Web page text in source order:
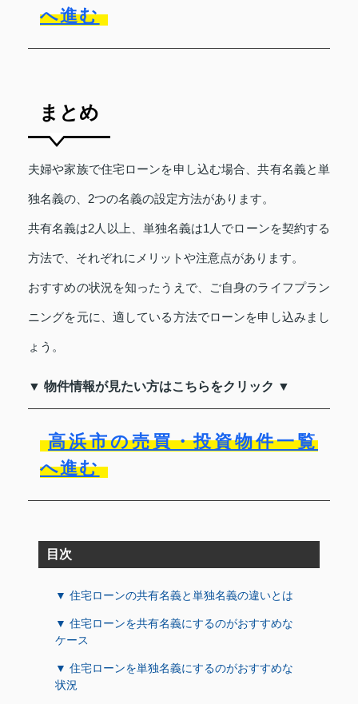
へ進む
まとめ
夫婦や家族で住宅ローンを申し込む場合、共有名義と単
独名義の、2つの名義の設定方法があります。
共有名義は2人以上、単独名義は1人でローンを契約する
方法で、それぞれにメリットや注意点があります。
おすすめの状況を知ったうえで、ご自身のライフプラン
ニングを元に、適している方法でローンを申し込みまし
ょう。
▼ 物件情報が見たい方はこちらをクリック ▼
高浜市の売買・投資物件一覧
へ進む
目次
▼ 住宅ローンの共有名義と単独名義の違いとは
▼ 住宅ローンを共有名義にするのがおすすめな
ケース
▼ 住宅ローンを単独名義にするのがおすすめな
状況